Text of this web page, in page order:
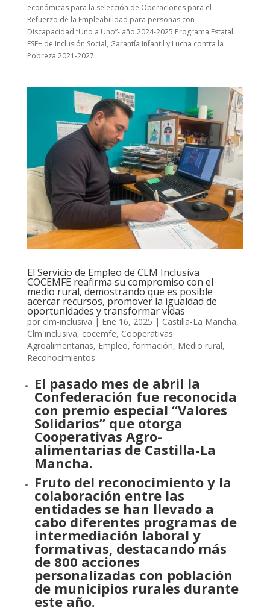
económicas para la selección de Operaciones para el
Refuerzo de la Empleabilidad para personas con
Discapacidad “Uno a Uno”- año 2024-2025 Programa Estatal
FSE+ de Inclusión Social, Garantía Infantil y Lucha contra la
Pobreza 2021-2027.
El Servicio de Empleo de CLM Inclusiva
COCEMFE reafirma su compromiso con el
medio rural, demostrando que es posible
acercar recursos, promover la igualdad de
oportunidades y transformar vidas
por clm-inclusiva | Ene 16, 2025 | Castilla-La Mancha,
Clm inclusiva, cocemfe, Cooperativas
Agroalimentarias, Empleo, formación, Medio rural,
Reconocimientos
El pasado mes de abril la
Confederación fue reconocida
con premio especial “Valores
Solidarios” que otorga
Cooperativas Agro-
alimentarias de Castilla-La
Mancha.
Fruto del reconocimiento y la
colaboración entre las
entidades se han llevado a
cabo diferentes programas de
intermediación laboral y
formativas, destacando más
de 800 acciones
personalizadas con población
de municipios rurales durante
este año.